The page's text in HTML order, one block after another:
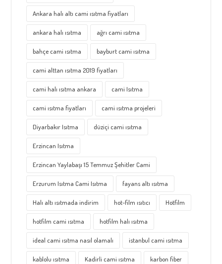
Ankara halı altı cami ısıtma fiyatları
ankara halı ısıtma ağrı cami ısıtma
bahçe cami ısıtma bayburt cami ısıtma
cami alttan ısıtma 2019 fiyatları
cami halı ısıtma ankara cami Isıtma
cami ısıtma fiyatları cami ısıtma projeleri
Diyarbakır Isıtma düziçi cami ısıtma
Erzincan Isıtma
Erzincan Yaylabaşı 15 Temmuz Şehitler Cami
Erzurum Isıtma Cami Isıtma fayans altı ısıtma
Halı altı ısıtmada indirim hot-film ısıtıcı Hotfilm
hotfilm cami ısıtma hotfilm halı ısıtma
ideal cami ısıtma nasıl olamalı istanbul cami ısıtma
kablolu ısıtma Kadirli cami ısıtma karbon fiber